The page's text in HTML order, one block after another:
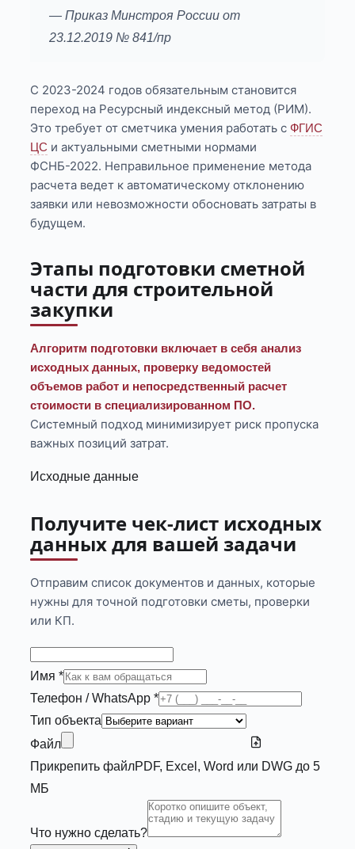
— Приказ Минстроя России от
23.12.2019 № 841/пр
С 2023-2024 годов обязательным становится
переход на Ресурсный индексный метод (РИМ).
Это требует от сметчика умения работать сФГИС
ЦС и актуальными сметными нормами
ФСНБ-2022. Неправильное применение метода
расчета ведет к автоматическому отклонению
заявки или невозможности обосновать затраты в
будущем.
Этапы подготовки сметной
части для строительной
закупки
Алгоритм подготовки включает в себя анализ
исходных данных, проверку ведомостей
объемов работ и непосредственный расчет
стоимости в специализированном ПО.
Системный подход минимизирует риск пропуска
важных позиций затрат.
Исходные данные
Получите чек-лист исходных
данных для вашей задачи
Отправим список документов и данных, которые
нужны для точной подготовки сметы, проверки
или КП.
Имя *
Телефон / WhatsApp *
Тип объекта
Файл
Прикрепить файлPDF, Excel, Word или DWG до 5
МБ
Что нужно сделать?